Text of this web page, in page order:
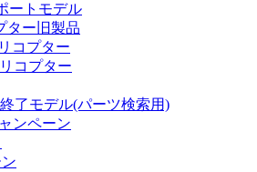
ートモデル
ター旧製品
コプター
コプター
終了モデル(パーツ検索用)
ンペーン